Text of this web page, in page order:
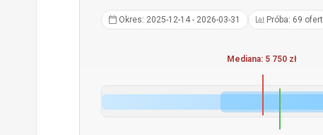
Okres: 2025-12-14 - 2026-03-31 Próba: 69 ofert
Mediana: 5 750 zł